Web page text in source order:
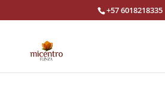
+57 6018218335